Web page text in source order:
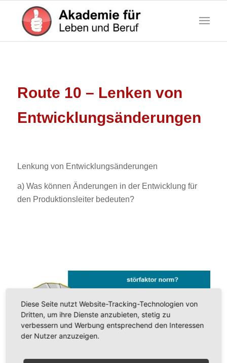
Route 10 – Lenken von
Entwicklungsänderungen
Lenkung von Entwicklungsänderungen
a) Was können Änderungen in der Entwicklung für
den Produktionsleiter bedeuten?
Diese Seite nutzt Website-Tracking-Technologien von
Dritten, um ihre Dienste anzubieten, stetig zu
verbessern und Werbung entsprechend den Interessen
der Nutzer anzuzeigen.